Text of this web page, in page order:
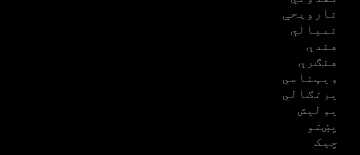
نارویجې
نیپالي
هندي
هنګري
ویټنامي
پرتګالي
پولیش
پښتو
چیک